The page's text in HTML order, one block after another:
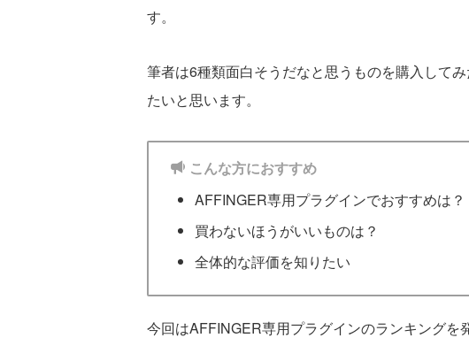
す。
筆者は6種類面白そうだなと思うものを購入して
たいと思います。
こんな方におすすめ
AFFINGER専用プラグインでおすすめは？
買わないほうがいいものは？
全体的な評価を知りたい
今回はAFFINGER専用プラグインのランキングを